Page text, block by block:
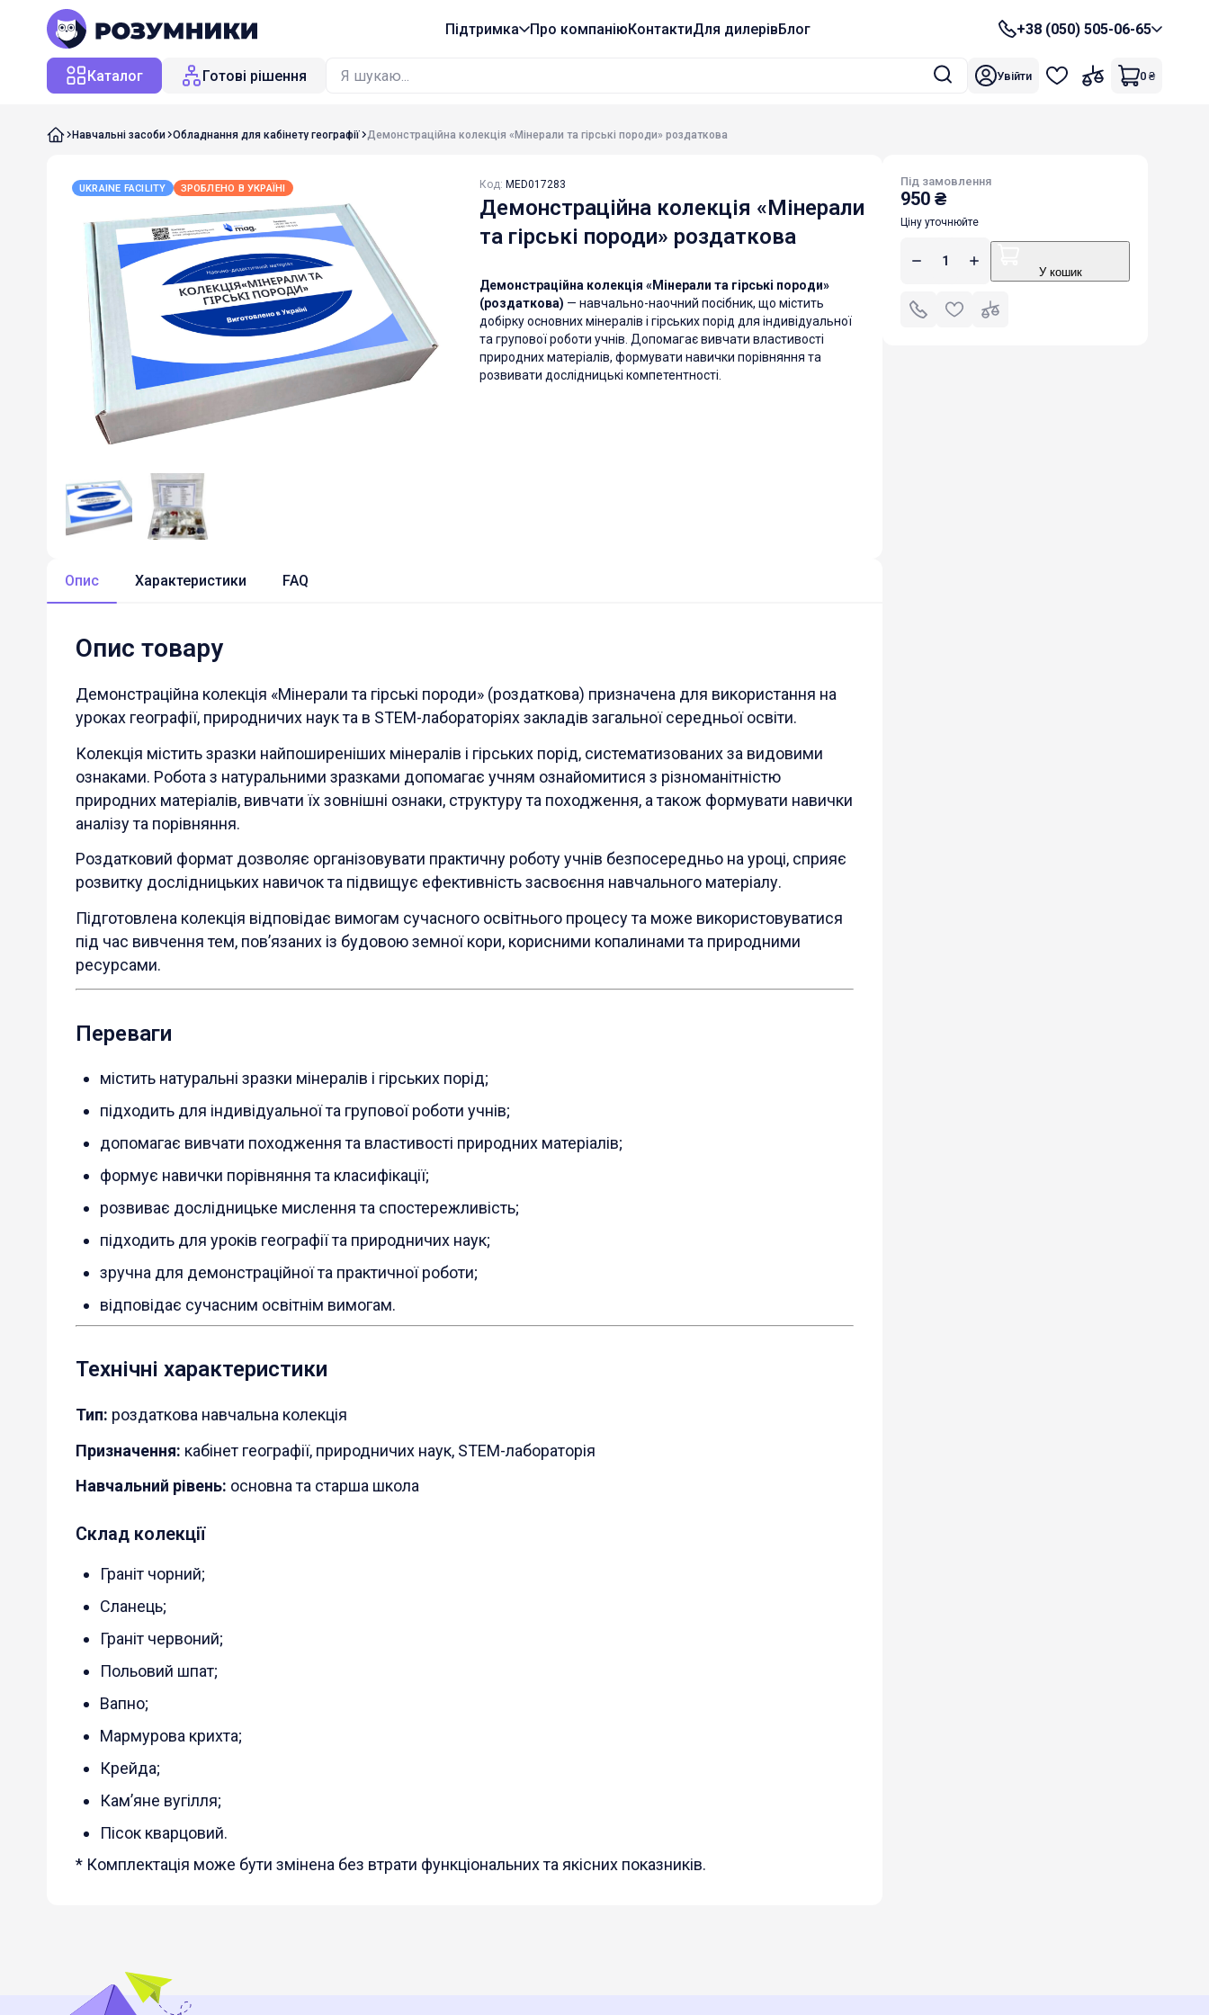
Підтримка Про компаніюКонтактиДля дилерівБлог +38 (050) 505-06-65
Каталог Готові рішення Увійти 0 ₴
Навчальні засоби Обладнання для кабінету географії Демонстраційна колекція «Мінерали та гірські породи» роздаткова
UKRAINE FACILITY ЗРОБЛЕНО В УКРАЇНІ Код: MED017283
Демонстраційна колекція «Мінерали
та гірські породи» роздаткова
Демонстраційна колекція «Мінерали та гірські породи»
(роздаткова) — навчально-наочний посібник, що містить
добірку основних мінералів і гірських порід для індивідуальної
та групової роботи учнів. Допомагає вивчати властивості
природних матеріалів, формувати навички порівняння та
розвивати дослідницькі компетентності.
Під замовлення
950 ₴
Ціну уточнюйте
У кошик
Опис Характеристики FAQ
Опис товару
Демонстраційна колекція «Мінерали та гірські породи» (роздаткова) призначена для використання на
уроках географії, природничих наук та в STEM-лабораторіях закладів загальної середньої освіти.
Колекція містить зразки найпоширеніших мінералів і гірських порід, систематизованих за видовими
ознаками. Робота з натуральними зразками допомагає учням ознайомитися з різноманітністю
природних матеріалів, вивчати їх зовнішні ознаки, структуру та походження, а також формувати навички
аналізу та порівняння.
Роздатковий формат дозволяє організовувати практичну роботу учнів безпосередньо на уроці, сприяє
розвитку дослідницьких навичок та підвищує ефективність засвоєння навчального матеріалу.
Підготовлена колекція відповідає вимогам сучасного освітнього процесу та може використовуватися
під час вивчення тем, пов’язаних із будовою земної кори, корисними копалинами та природними
ресурсами.
Переваги
містить натуральні зразки мінералів і гірських порід;
підходить для індивідуальної та групової роботи учнів;
допомагає вивчати походження та властивості природних матеріалів;
формує навички порівняння та класифікації;
розвиває дослідницьке мислення та спостережливість;
підходить для уроків географії та природничих наук;
зручна для демонстраційної та практичної роботи;
відповідає сучасним освітнім вимогам.
Технічні характеристики
Тип: роздаткова навчальна колекція
Призначення: кабінет географії, природничих наук, STEM-лабораторія
Навчальний рівень: основна та старша школа
Склад колекції
Граніт чорний;
Сланець;
Граніт червоний;
Польовий шпат;
Вапно;
Мармурова крихта;
Крейда;
Кам’яне вугілля;
Пісок кварцовий.
* Комплектація може бути змінена без втрати функціональних та якісних показників.